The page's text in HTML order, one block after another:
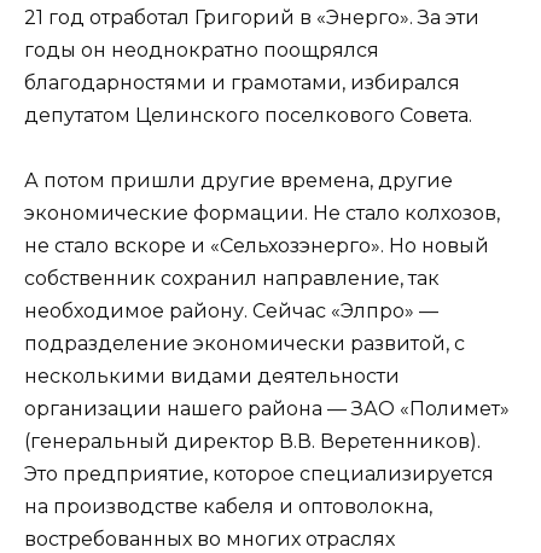
21 год отработал Григорий в «Энерго». За эти
годы он неоднократно поощрялся
благодарностями и грамотами, избирался
депутатом Целинского поселкового Совета.
А потом пришли другие времена, другие
экономические формации. Не стало колхозов,
не стало вскоре и «Сельхозэнерго». Но новый
собственник сохранил направление, так
необходимое району. Сейчас «Элпро» —
подразделение экономически развитой, с
несколькими видами деятельности
организации нашего района — ЗАО «Полимет»
(генеральный директор В.В. Веретенников).
Это предприятие, которое специализируется
на производстве кабеля и оптоволокна,
востребованных во многих отраслях